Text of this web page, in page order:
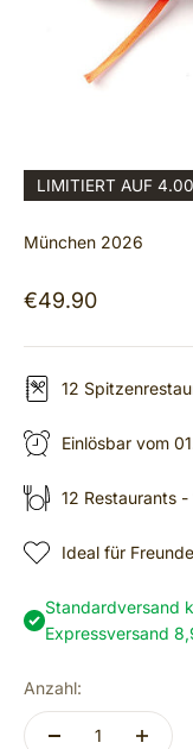
LIMITIERT AUF
München 2026
Angebot
€49.90
12
Einlösbar vom
12 Restaurants -
Ideal für
Standardversand
Expressversand
Anzahl: